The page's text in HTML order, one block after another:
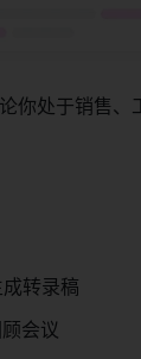
你处于销售
转录稿
会议